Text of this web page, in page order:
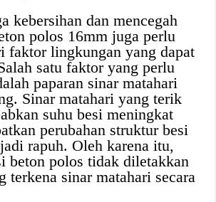
kebersihan dan mencegah
polos 16mm juga perlu
faktor lingkungan yang dapat
satu faktor yang perlu
paparan sinar matahari
Sinar matahari yang terik
suhu besi meningkat
perubahan struktur besi
rapuh. Oleh karena itu,
beton polos tidak diletakkan
terkena sinar matahari secara